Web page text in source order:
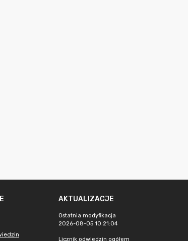
AKTUALIZACJE
Ostatnia modyfikacja
2026-08-05 10:21:04
Licznik odwiedzin ogółem